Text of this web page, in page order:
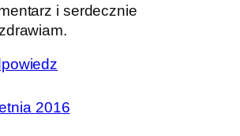
i serdecznie
2016